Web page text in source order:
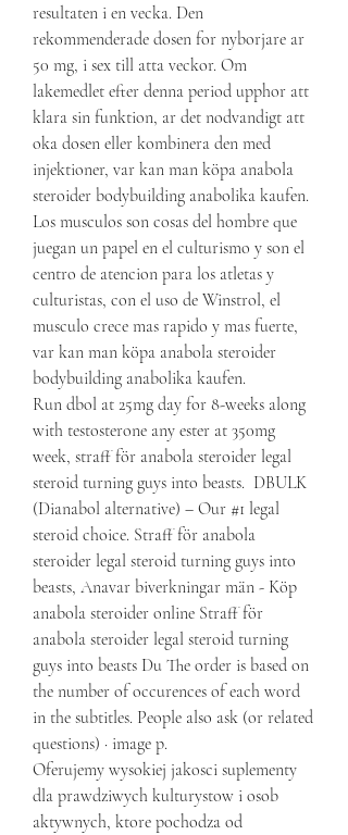
resultaten i en vecka. Den
rekommenderade dosen for nyborjare ar
50 mg, i sex till atta veckor. Om
lakemedlet efter denna period upphor att
klara sin funktion, ar det nodvandigt att
oka dosen eller kombinera den med
injektioner, var kan man köpa anabola
steroider bodybuilding anabolika kaufen.
Los musculos son cosas del hombre que
juegan un papel en el culturismo y son el
centro de atencion para los atletas y
culturistas, con el uso de Winstrol, el
musculo crece mas rapido y mas fuerte,
var kan man köpa anabola steroider
bodybuilding anabolika kaufen.
Run dbol at 25mg day for 8-weeks along
with testosterone any ester at 350mg
week, straff för anabola steroider legal
steroid turning guys into beasts.  DBULK
(Dianabol alternative) – Our #1 legal
steroid choice. Straff för anabola
steroider legal steroid turning guys into
beasts, Anavar biverkningar män - Köp
anabola steroider online Straff för
anabola steroider legal steroid turning
guys into beasts Du The order is based on
the number of occurences of each word
in the subtitles. People also ask (or related
questions) · image p.
Oferujemy wysokiej jakosci suplementy
dla prawdziwych kulturystow i osob
aktywnych, ktore pochodza od